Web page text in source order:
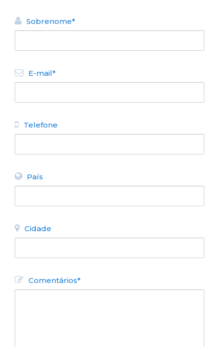
Seeblickcenter
San Martín 127 (depto 606)
VOLTAR
Sobrenome*
E-mail*
Telefone
País
Cidade
Comentários*